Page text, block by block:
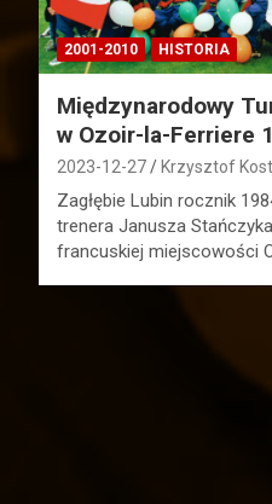
2001-2010 HISTORIA
Międzynarodowy
w Ozoir-la-Ferriere
2023-12-27 Krzysztof
Zagłębie Lubin rocznik
trenera Janusza
francuskiej miejscowości